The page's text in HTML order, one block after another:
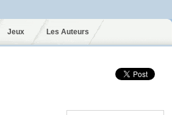
Jeux Les Auteurs